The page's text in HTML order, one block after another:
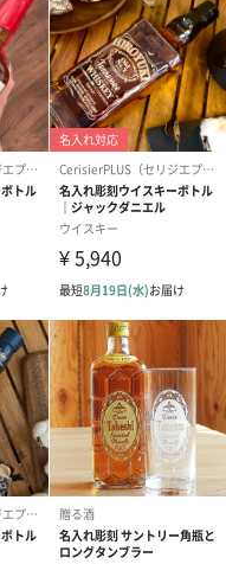
情報
リーティング）
シーンのメッセージカ